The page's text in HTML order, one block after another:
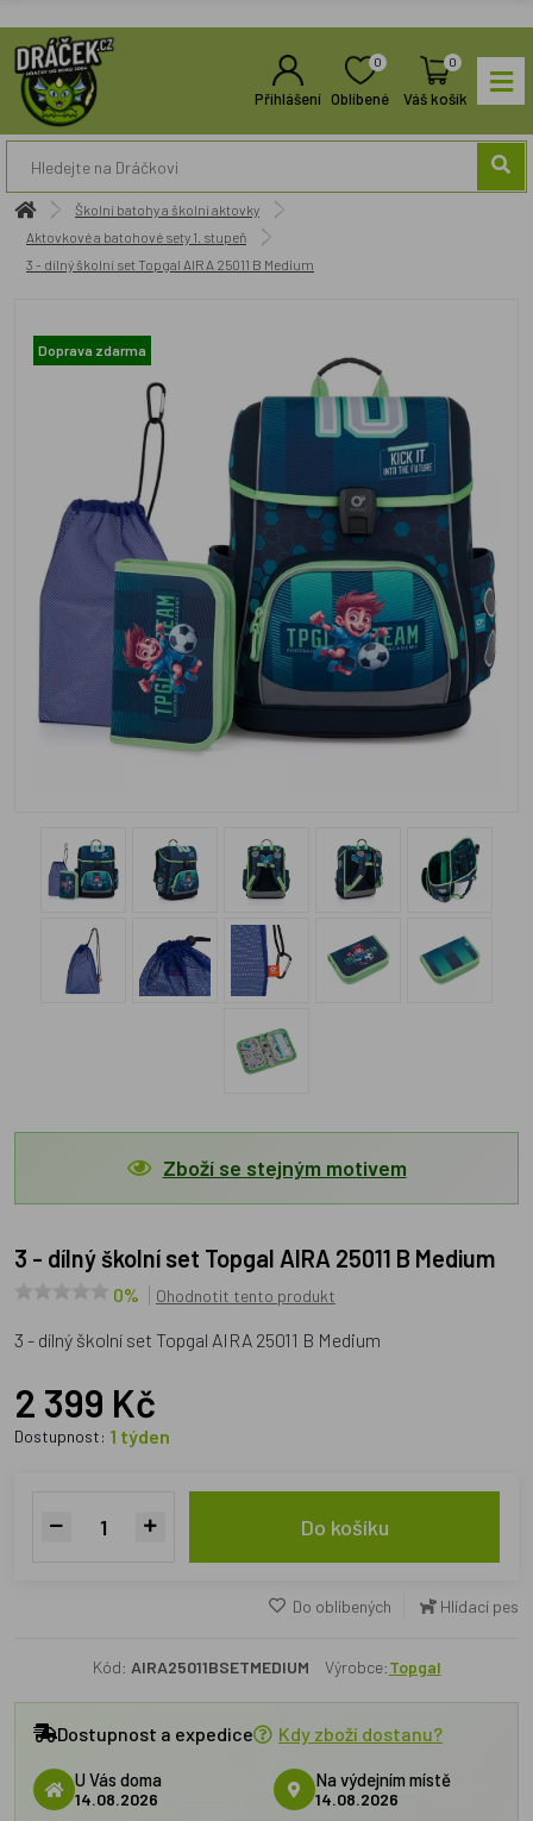
Přihlášení
0
Oblíbené
0
Váš košík
Školní batohy a školní aktovky
Aktovkové a batohové sety 1. stupeň
3 - dílný školní set Topgal AIRA 25011 B Medium
Doprava zdarma
Zboží se stejným motivem
3 - dílný školní set Topgal AIRA 25011 B Medium
0% Ohodnotit tento produkt
3 - dílný školní set Topgal AIRA 25011 B Medium
2 399 Kč
Dostupnost: 1 týden
Do košíku
Do oblíbených Hlídací pes
Kód: AIRA25011BSETMEDIUM Výrobce:Topgal
Dostupnost a expedice Kdy zboží dostanu?
U Vás doma
14.08.2026
Na výdejním místě
14.08.2026